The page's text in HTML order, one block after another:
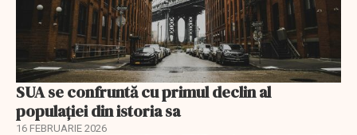
SUA se confruntă cu primul declin al
populației din istoria sa
16 FEBRUARIE 2026